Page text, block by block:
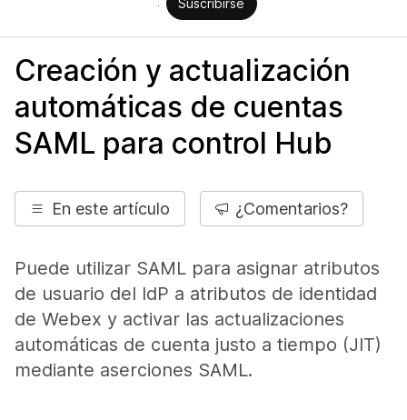
Creación y actualización
automáticas de cuentas
SAML para control Hub
En este artículo ¿Comentarios?
Puede utilizar SAML para asignar atributos
de usuario del IdP a atributos de identidad
de Webex y activar las actualizaciones
automáticas de cuenta justo a tiempo (JIT)
mediante aserciones SAML.